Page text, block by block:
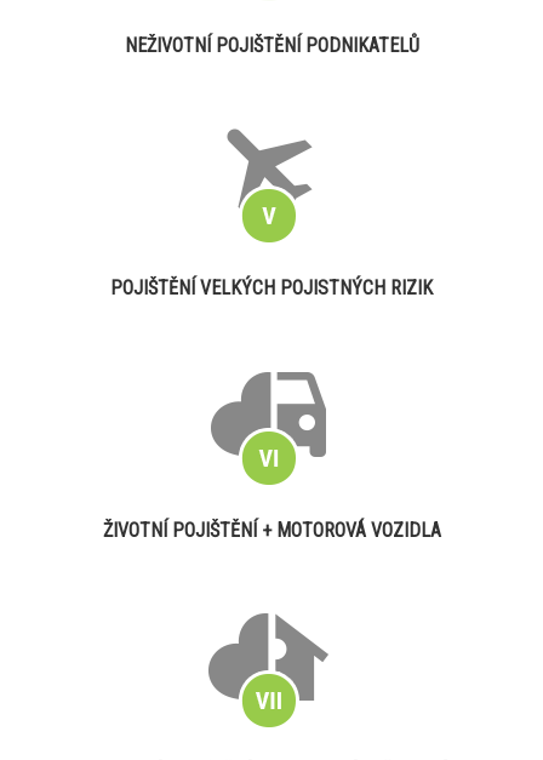
NEŽIVOTNÍ POJIŠTĚNÍ PODNIKATELŮ
POJIŠTĚNÍ VELKÝCH POJISTNÝCH RIZIK
ŽIVOTNÍ POJIŠTĚNÍ + MOTOROVÁ VOZIDLA